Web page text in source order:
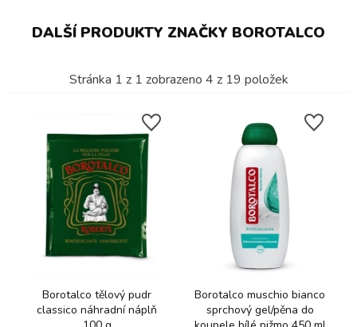
DALŠÍ PRODUKTY ZNAČKY BOROTALCO
Stránka 1 z 1 zobrazeno 4 z 19 položek
Borotalco tělový pudr
classico náhradní náplň
Borotalco muschio bianco
sprchový gel/pěna do